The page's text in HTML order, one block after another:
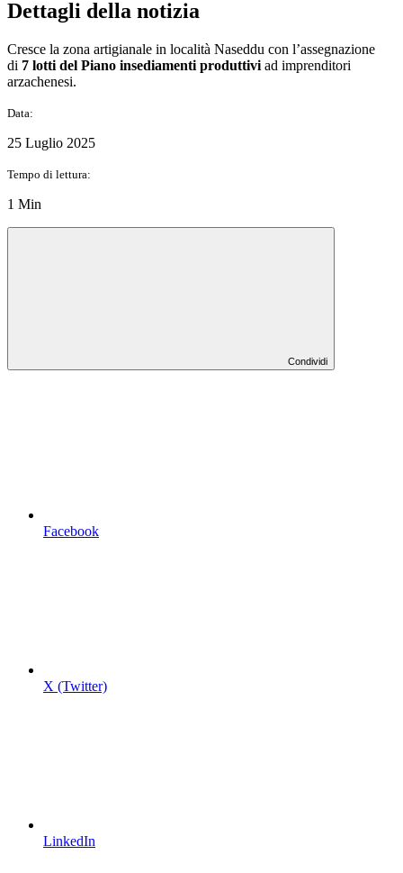
Dettagli della notizia
Cresce la zona artigianale in località Naseddu con l’assegnazione
di 7 lotti del Piano insediamenti produttivi ad imprenditori
arzachenesi.
Data:
25 Luglio 2025
Tempo di lettura:
1 Min
Condividi
Facebook
X (Twitter)
LinkedIn